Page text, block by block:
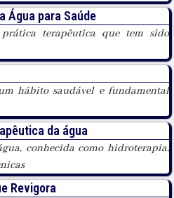
Água para Saúde
terapêutica que tem sido
hábito saudável e fundamental
da água
conhecida como hidroterapia,
Revigora